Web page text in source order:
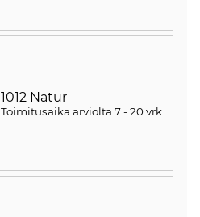
1012 Natur
Toimitusaika arviolta 7 - 20 vrk